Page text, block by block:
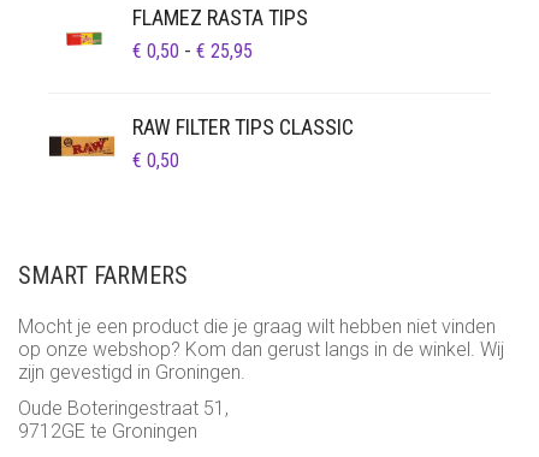
FLAMEZ RASTA TIPS
€ 0,50 - € 25,95
€ 25,95
RAW FILTER TIPS CLASSIC
€ 0,50
SMART FARMERS
Mocht je een product die je graag wilt hebben niet vinden
op onze webshop? Kom dan gerust langs in de winkel. Wij
zijn gevestigd in Groningen.
Oude Boteringestraat 51,
9712GE te Groningen